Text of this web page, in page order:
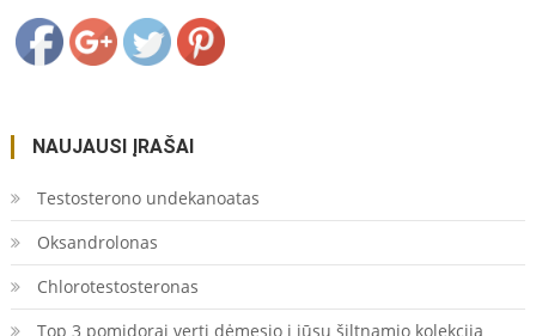
NAUJAUSI ĮRAŠAI
Testosterono undekanoatas
Oksandrolonas
Chlorotestosteronas
Top 3 pomidorai verti dėmesio į jūsų šiltnamio kolekciją